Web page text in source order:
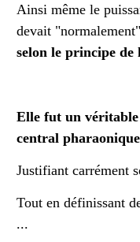
Ainsi même le
devait
selon le principe de
Elle fut un
central
Justifiant carrément
Tout en définissant
...